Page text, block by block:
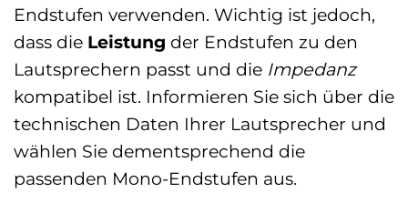
Endstufen verwenden. Wichtig ist jedoch,
dass die Leistung der Endstufen zu den
Lautsprechern passt und die Impedanz
kompatibel ist. Informieren Sie sich über die
technischen Daten Ihrer Lautsprecher und
wählen Sie dementsprechend die
passenden Mono-Endstufen aus.